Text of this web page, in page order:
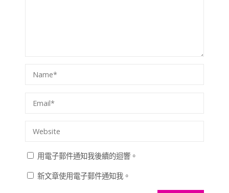
用電子郵件通知我後續的迴響。
新文章使用電子郵件通知我。